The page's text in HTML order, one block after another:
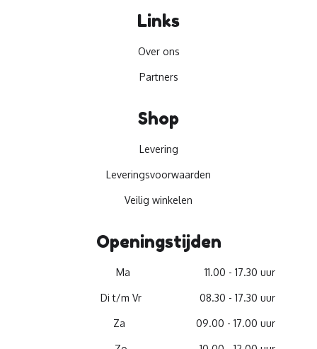
Links
Over ons
Partners
Shop
Levering
Leveringsvoorwaarden
Veilig winkelen
Openingstijden
Ma 11.00 - 17.30 uur
Di t/m Vr 08.30 - 17.30 uur
Za 09.00 - 17.00 uur